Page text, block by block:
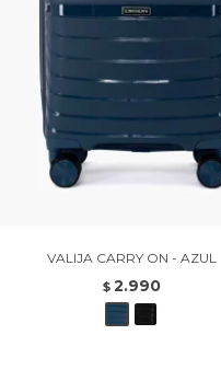
VALIJA CARRY ON - AZUL
$ 2.990